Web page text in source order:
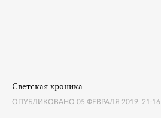
Светская хроника
ОПУБЛИКОВАНО 05 ФЕВРАЛЯ 2019, 21:16